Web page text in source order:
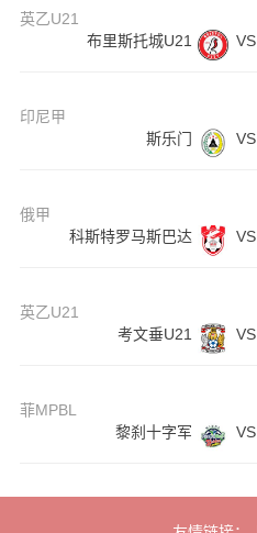
英乙U21
布里斯托城U21
VS
印尼甲
斯乐门
VS
俄甲
科斯特罗马斯巴达
VS
英乙U21
考文垂U21
VS
菲MPBL
黎刹十字军
VS